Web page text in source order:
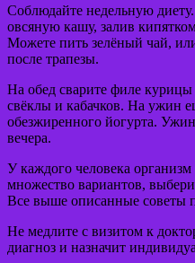
Соблюдайте недельную
овсяную кашу, залив
Можете пить зелёный чай,
после трапезы.
На обед сварите филе курицы
свёклы и кабачков. На ужин
обезжиренного йогурта.
вечера.
У каждого человека
множество вариантов,
Все выше описанные советы
Не медлите с визитом к
диагноз и назначит